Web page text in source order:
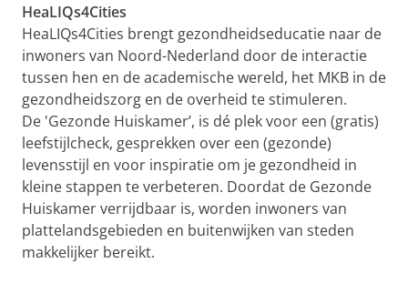
HeaLIQs4Cities
HeaLIQs4Cities brengt gezondheidseducatie naar de
inwoners van Noord-Nederland door de interactie
tussen hen en de academische wereld, het MKB in de
gezondheidszorg en de overheid te stimuleren.
De 'Gezonde Huiskamer’, is dé plek voor een (gratis)
leefstijlcheck, gesprekken over een (gezonde)
levensstijl en voor inspiratie om je gezondheid in
kleine stappen te verbeteren. Doordat de Gezonde
Huiskamer verrijdbaar is, worden inwoners van
plattelandsgebieden en buitenwijken van steden
makkelijker bereikt.